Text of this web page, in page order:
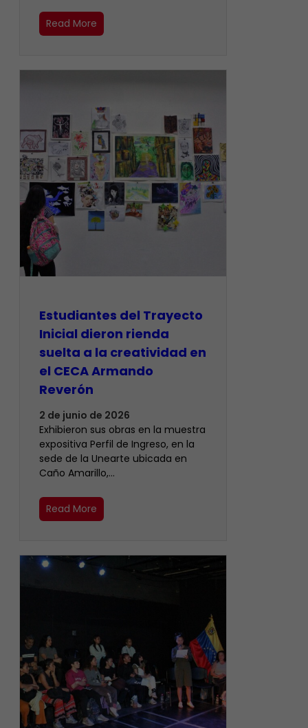
Read More
Estudiantes del Trayecto
Inicial dieron rienda
suelta a la creatividad en
el CECA Armando
Reverón
2 de junio de 2026
Exhibieron sus obras en la muestra
expositiva Perfil de Ingreso, en la
sede de la Unearte ubicada en
Caño Amarillo,…
Read More